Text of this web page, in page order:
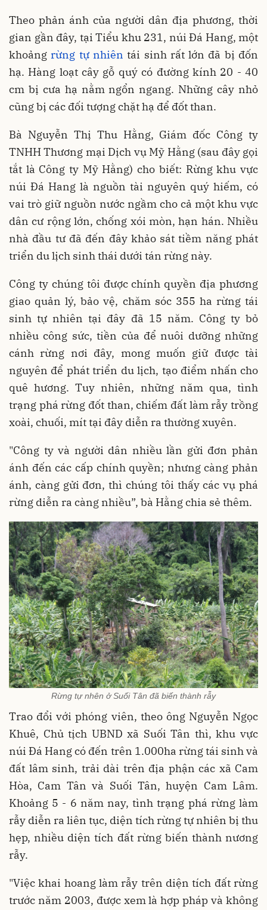
Theo phản ánh của người dân địa phương, thời
gian gần đây, tại Tiểu khu 231, núi Đá Hang, một
khoảngrừng tự nhiên tái sinh rất lớn đã bị đốn
hạ. Hàng loạt cây gỗ quý có đường kính 20 - 40
cm bị cưa hạ nằm ngổn ngang. Những cây nhỏ
cũng bị các đối tượng chặt hạ để đốt than.
Bà Nguyễn Thị Thu Hằng, Giám đốc Công ty
TNHH Thương mại Dịch vụ Mỹ Hằng (sau đây gọi
tắt là Công ty Mỹ Hằng) cho biết: Rừng khu vực
núi Đá Hang là nguồn tài nguyên quý hiếm, có
vai trò giữ nguồn nước ngầm cho cả một khu vực
dân cư rộng lớn, chống xói mòn, hạn hán. Nhiều
nhà đầu tư đã đến đây khảo sát tiềm năng phát
triển du lịch sinh thái dưới tán rừng này.
Công ty chúng tôi được chính quyền địa phương
giao quản lý, bảo vệ, chăm sóc 355 ha rừng tái
sinh tự nhiên tại đây đã 15 năm. Công ty bỏ
nhiều công sức, tiền của để nuôi dưỡng những
cánh rừng nơi đây, mong muốn giữ được tài
nguyên để phát triển du lịch, tạo điểm nhấn cho
quê hương. Tuy nhiên, những năm qua, tình
trạng phá rừng đốt than, chiếm đất làm rẫy trồng
xoài, chuối, mít tại đây diễn ra thường xuyên.
"Công ty và người dân nhiều lần gửi đơn phản
ánh đến các cấp chính quyền; nhưng càng phản
ánh, càng gửi đơn, thì chúng tôi thấy các vụ phá
rừng diễn ra càng nhiều”, bà Hằng chia sẻ thêm.
Rừng tự nhên ở Suối Tân đã biến thành rẫy
Trao đổi với phóng viên, theo ông Nguyễn Ngọc
Khuê, Chủ tịch UBND xã Suối Tân thì, khu vực
núi Đá Hang có đến trên 1.000ha rừng tái sinh và
đất lâm sinh, trải dài trên địa phận các xã Cam
Hòa, Cam Tân và Suối Tân, huyện Cam Lâm.
Khoảng 5 - 6 năm nay, tình trạng phá rừng làm
rẫy diễn ra liên tục, diện tích rừng tự nhiên bị thu
hẹp, nhiều diện tích đất rừng biến thành nương
rẫy.
"Việc khai hoang làm rẫy trên diện tích đất rừng
trước năm 2003, được xem là hợp pháp và không